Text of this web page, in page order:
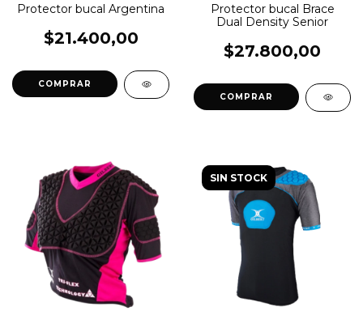
Protector bucal Argentina
$21.400,00
COMPRAR
Protector bucal Brace
Dual Density Senior
$27.800,00
COMPRAR
SIN STOCK